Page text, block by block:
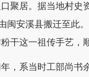
聚居。据当地村史
安溪县搬迁至此
干这一祖传手艺，
，系当时工部尚书